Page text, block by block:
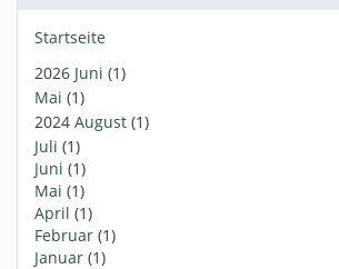
Startseite
2026 Juni (1)
Mai (1)
2024 August (1)
Juli (1)
Juni (1)
Mai (1)
April (1)
Februar (1)
Januar (1)